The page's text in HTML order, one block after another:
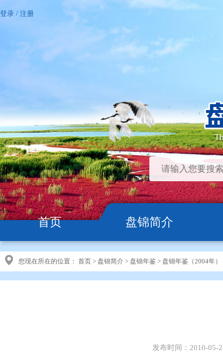
登录 / 注册
首页 盘锦简介
您现在所在的位置： 首页 > 盘锦简介 > 盘锦年鉴 > 盘锦年鉴（2004年）
发布时间：2010-05-